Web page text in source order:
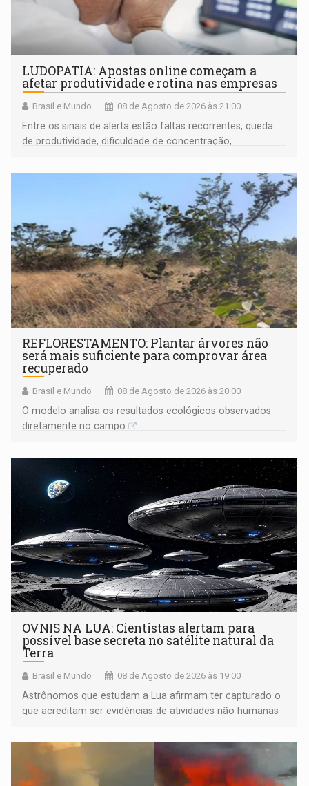
LUDOPATIA: Apostas online começam a
afetar produtividade e rotina nas empresas
Brasil e Mundo 08 de Agosto de 2026 às 21:00
Entre os sinais de alerta estão faltas recorrentes, queda
de produtividade, dificuldade de concentração,
REFLORESTAMENTO: Plantar árvores não
será mais suficiente para comprovar área
recuperado
Brasil e Mundo 08 de Agosto de 2026 às 20:00
O modelo analisa os resultados ecológicos observados
diretamente no campo
OVNIS NA LUA: Cientistas alertam para
possível base secreta no satélite natural da
Terra
Brasil e Mundo 08 de Agosto de 2026 às 19:00
Astrônomos que estudam a Lua afirmam ter capturado o
que acreditam ser evidências de atividades não humanas
órbita